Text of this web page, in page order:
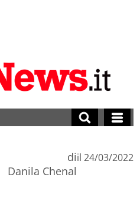
di
Danila Chenal
il 24/03/2022